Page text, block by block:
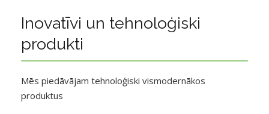
Inovatīvi un tehnoloģiski
produkti
Mēs piedāvājam tehnoloģiski vismodernākos
produktus